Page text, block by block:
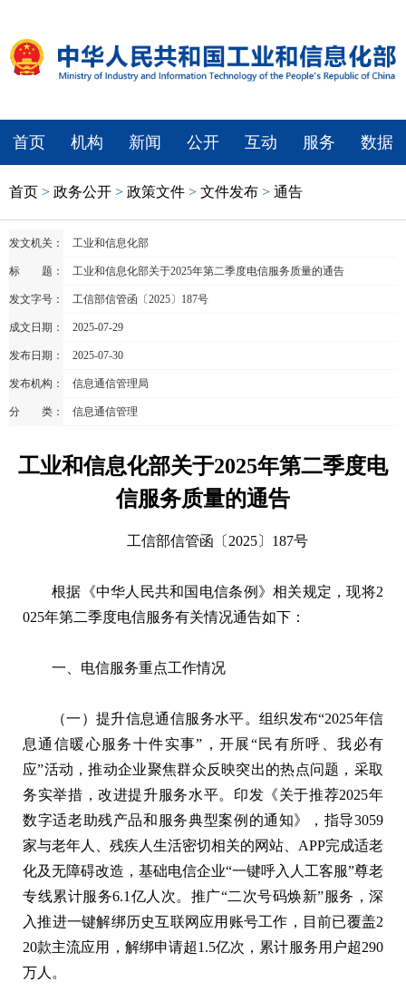
首页 机构 新闻 公开 互动 服务 数据
首页 > 政务公开 > 政策文件 > 文件发布 > 通告
发文机关： 工业和信息化部
标 题： 工业和信息化部关于2025年第二季度电信服务质量的通告
发文字号： 工信部信管函〔2025〕187号
成文日期： 2025-07-29
发布日期： 2025-07-30
发布机构： 信息通信管理局
分 类： 信息通信管理
工业和信息化部关于2025年第二季度电
信服务质量的通告
工信部信管函〔2025〕187号
根据《中华人民共和国电信条例》相关规定，现将2
025年第二季度电信服务有关情况通告如下：
一、电信服务重点工作情况
（一）提升信息通信服务水平。组织发布“2025年信
息通信暖心服务十件实事”，开展“民有所呼、我必有
应”活动，推动企业聚焦群众反映突出的热点问题，采取
务实举措，改进提升服务水平。印发《关于推荐2025年
数字适老助残产品和服务典型案例的通知》，指导3059
家与老年人、残疾人生活密切相关的网站、APP完成适老
化及无障碍改造，基础电信企业“一键呼入人工客服”尊老
专线累计服务6.1亿人次。推广“二次号码焕新”服务，深
入推进一键解绑历史互联网应用账号工作，目前已覆盖2
20款主流应用，解绑申请超1.5亿次，累计服务用户超290
万人。